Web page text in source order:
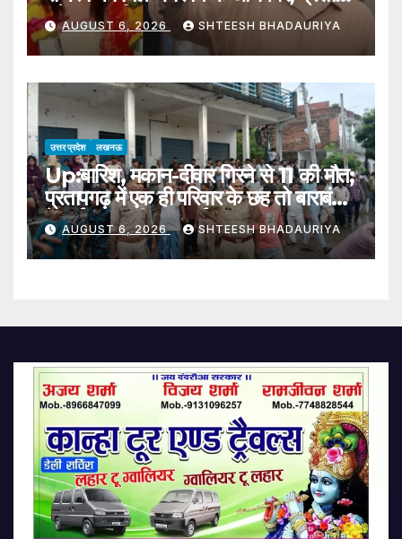
बने नगर पालिका हाथरस प्रशासक – Adm
Finance-revenue Gets The
Powers Of Hathras Municipal
Chairman
AUGUST 6, 2026 SHTEESH BHADAURIYA
उत्तर प्रदेश लखनऊ
Up:बारिश, मकान-दीवार गिरने से 11 की मौत;
प्रतापगढ़ में एक ही परिवार के छह तो बाराबंकी
में भाई-बहन की जान गई – 11 Killed In
House And Wall Collapses
Amid Rains In Up
AUGUST 6, 2026 SHTEESH BHADAURIYA